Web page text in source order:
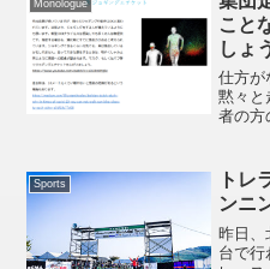
Monologue
こと
しょ
仕方が
黙々と
者の方
歩は
ョギ
Sports
トレ
ンニ
昨日、
台で行